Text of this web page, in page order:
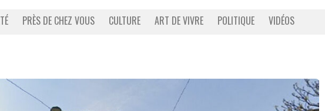
PRÈS DE CHEZ VOUS CULTURE ART DE VIVRE POLITIQUE VIDÉOS